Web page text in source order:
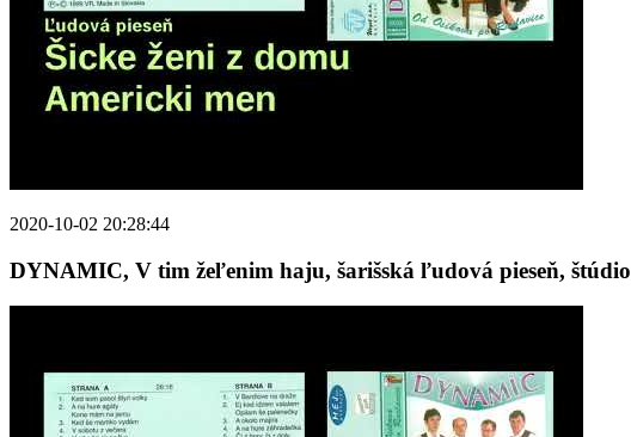
2020-10-02 20:28:44
DYNAMIC, V tim žeľenim haju, šarišská ľudová pieseň, štúdio